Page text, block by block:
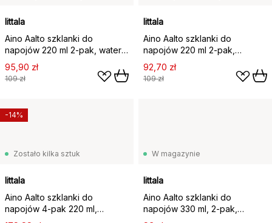
Iittala
Aino Aalto szklanki do
napojów 220 ml 2‑pak, water
green
95,90 zł
109 zł
Iittala
Aino Aalto szklanki do
napojów 220 ml 2‑pak,
przezroczysty
92,70 zł
109 zł
Zostało kilka sztuk
Iittala
Aino Aalto szklanki do
napojów 4‑pak 220 ml,
przezroczysty
-14%
W magazynie
Iittala
Aino Aalto szklanki do
napojów 330 ml, 2‑pak,
przezroczysty